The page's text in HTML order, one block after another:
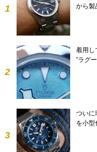
1
から製
2
着用し
“ラグ
3
ついに
を小型